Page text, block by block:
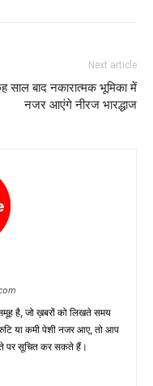
Next article
साल बाद नकारात्‍मक भूमिका में
नजर आएंगे नीरज भारद्धाज
है, जो ख़बरों को लिखते समय
या कमी पेशी नजर आए, तो आप
पर सूचित कर सकते हैं।